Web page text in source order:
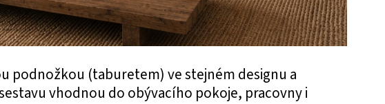
podnožkou (taburetem) ve stejném designu a
vhodnou do obývacího pokoje, pracovny i